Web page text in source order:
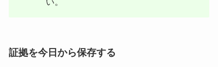
い。
証拠を今日から保存する